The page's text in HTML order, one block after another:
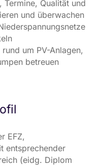
Termine, Qualität und
und überwachen
um PV-Anlagen,
betreuen
EFZ,
entsprechender
(eidg. Diplom